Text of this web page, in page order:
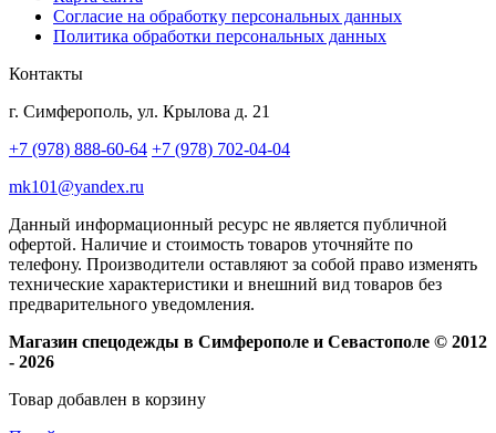
Согласие на обработку персональных данных
Политика обработки персональных данных
Контакты
г. Симферополь, ул. Крылова д. 21
+7 (978) 888-60-64 +7 (978) 702-04-04
mk101@yandex.ru
Данный информационный ресурс не является публичной
офертой. Наличие и стоимость товаров уточняйте по
телефону. Производители оставляют за собой право изменять
технические характеристики и внешний вид товаров без
предварительного уведомления.
Магазин спецодежды в Симферополе и Севастополе © 2012
- 2026
Товар добавлен в корзину